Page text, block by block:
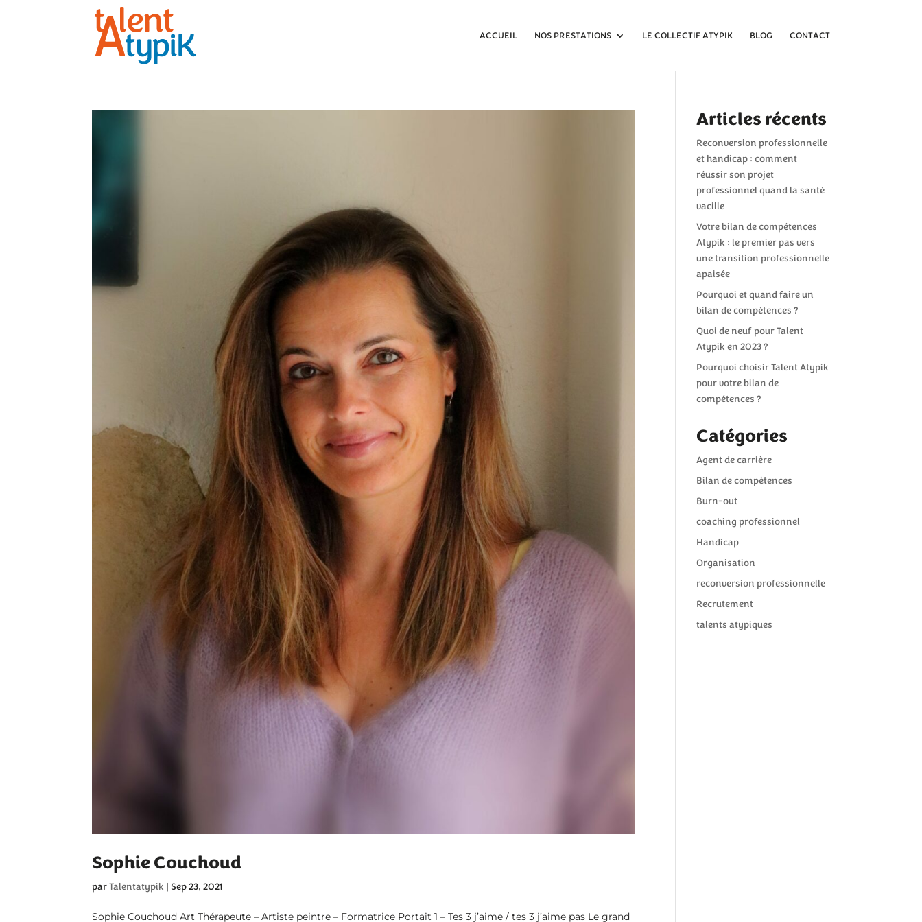
ACCUEIL NOS PRESTATIONS LE COLLECTIF ATYPIK BLOG CONTACT
Sophie Couchoud
parTalentatypik | Sep 23, 2021
Sophie Couchoud Art Thérapeute – Artiste peintre – Formatrice Portait 1 – Tes 3 j’aime / tes 3 j’aime pas Le grand
Articles récents
Reconversion professionnelle
et handicap : comment
réussir son projet
professionnel quand la santé
vacille
Votre bilan de compétences
Atypik : le premier pas vers
une transition professionnelle
apaisée
Pourquoi et quand faire un
bilan de compétences ?
Quoi de neuf pour Talent
Atypik en 2023 ?
Pourquoi choisir Talent Atypik
pour votre bilan de
compétences ?
Catégories
Agent de carrière
Bilan de compétences
Burn-out
coaching professionnel
Handicap
Organisation
reconversion professionnelle
Recrutement
talents atypiques